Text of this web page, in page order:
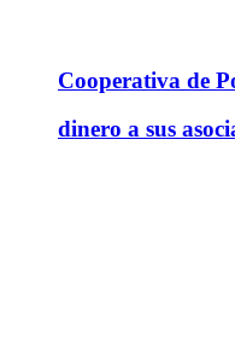
Cooperativa de
dinero a sus